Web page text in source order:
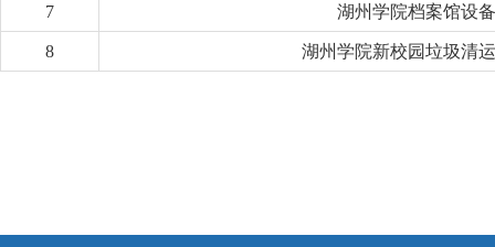
7 湖州学院档案馆设
8 湖州学院新校园垃圾清